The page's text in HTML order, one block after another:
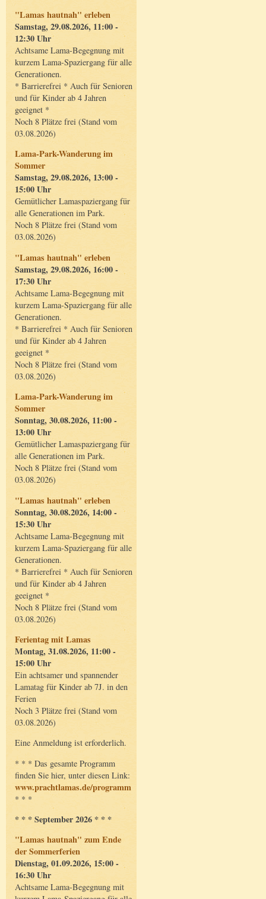
"Lamas hautnah" erleben
Samstag, 29.08.2026, 11:00 -
12:30 Uhr
Achtsame Lama-Begegnung mit
kurzem Lama-Spaziergang für alle
Generationen.
* Barrierefrei * Auch für Senioren
und für Kinder ab 4 Jahren
geeignet *
Noch 8 Plätze frei (Stand vom
03.08.2026)
Lama-Park-Wanderung im
Sommer
Samstag, 29.08.2026, 13:00 -
15:00 Uhr
Gemütlicher Lamaspaziergang für
alle Generationen im Park.
Noch 8 Plätze frei (Stand vom
03.08.2026)
"Lamas hautnah" erleben
Samstag, 29.08.2026, 16:00 -
17:30 Uhr
Achtsame Lama-Begegnung mit
kurzem Lama-Spaziergang für alle
Generationen.
* Barrierefrei * Auch für Senioren
und für Kinder ab 4 Jahren
geeignet *
Noch 8 Plätze frei (Stand vom
03.08.2026)
Lama-Park-Wanderung im
Sommer
Sonntag, 30.08.2026, 11:00 -
13:00 Uhr
Gemütlicher Lamaspaziergang für
alle Generationen im Park.
Noch 8 Plätze frei (Stand vom
03.08.2026)
"Lamas hautnah" erleben
Sonntag, 30.08.2026, 14:00 -
15:30 Uhr
Achtsame Lama-Begegnung mit
kurzem Lama-Spaziergang für alle
Generationen.
* Barrierefrei * Auch für Senioren
und für Kinder ab 4 Jahren
geeignet *
Noch 8 Plätze frei (Stand vom
03.08.2026)
Ferientag mit Lamas
Montag, 31.08.2026, 11:00 -
15:00 Uhr
Ein achtsamer und spannender
Lamatag für Kinder ab 7J. in den
Ferien
Noch 3 Plätze frei (Stand vom
03.08.2026)
Eine Anmeldung ist erforderlich.
* * * Das gesamte Programm
finden Sie hier, unter diesen Link:
www.prachtlamas.de/programm
* * *
* * * September 2026 * * *
"Lamas hautnah" zum Ende
der Sommerferien
Dienstag, 01.09.2026, 15:00 -
16:30 Uhr
Achtsame Lama-Begegnung mit